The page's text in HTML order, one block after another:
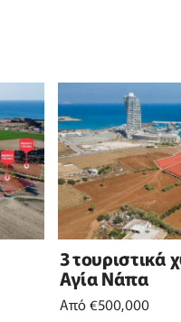
3 τουριστικά
Αγία Νάπα
Από €500,000